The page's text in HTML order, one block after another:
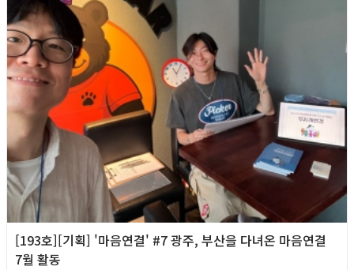
[193호][기획] '마음연결' #7 광주, 부산을 다녀온 마음연결
7월 활동